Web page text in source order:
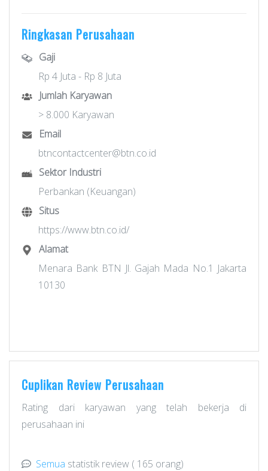
Ringkasan Perusahaan
Gaji
Rp 4 Juta - Rp 8 Juta
Jumlah Karyawan
> 8.000 Karyawan
Email
btncontactcenter@btn.co.id
Sektor Industri
Perbankan (Keuangan)
Situs
https://www.btn.co.id/
Alamat
Menara Bank BTN Jl. Gajah Mada No.1 Jakarta
10130
Cuplikan Review Perusahaan
Rating dari karyawan yang telah bekerja di
perusahaan ini
Semua statistik review ( 165 orang)